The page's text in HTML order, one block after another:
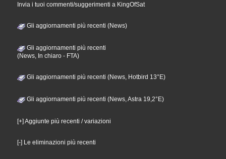
Invia i tuoi commenti/suggerimenti a KingOfSat
Gli aggiornamenti più recenti (News)
Gli aggiornamenti più recenti
(News, In chiaro - FTA)
Gli aggiornamenti più recenti (News, Hotbird 13°E)
Gli aggiornamenti più recenti (News, Astra 19,2°E)
[+] Aggiunte più recenti / variazioni
[-] Le eliminazioni più recenti